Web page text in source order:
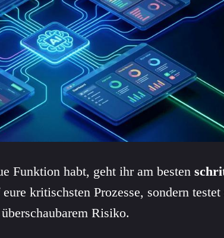
Funktion habt, geht ihr am besten
kritischsten Prozesse, sondern
Risiko.